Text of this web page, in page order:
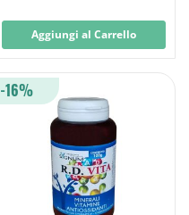
Aggiungi al Carrello
-16%